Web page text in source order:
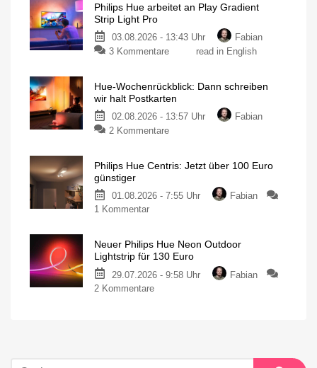
Philips Hue arbeitet an Play Gradient
Strip Light Pro
03.08.2026 - 13:43 Uhr
Fabian
3 Kommentare
read in English
Hue-Wochenrückblick: Dann schreiben
wir halt Postkarten
02.08.2026 - 13:57 Uhr
Fabian
2 Kommentare
Philips Hue Centris: Jetzt über 100 Euro
günstiger
01.08.2026 - 7:55 Uhr
Fabian
1 Kommentar
Neuer Philips Hue Neon Outdoor
Lightstrip für 130 Euro
29.07.2026 - 9:58 Uhr
Fabian
2 Kommentare